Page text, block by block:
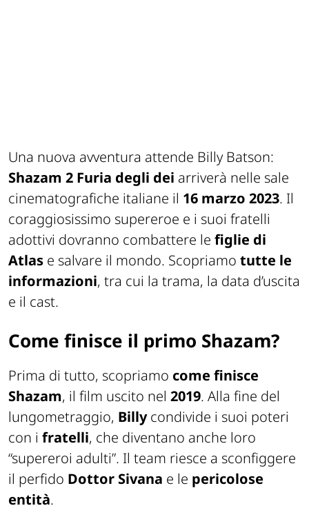
Una nuova avventura attende Billy Batson:
Shazam 2 Furia degli dei arriverà nelle sale
cinematografiche italiane il 16 marzo 2023. Il
coraggiosissimo supereroe e i suoi fratelli
adottivi dovranno combattere le figlie di
Atlas e salvare il mondo. Scopriamo tutte le
informazioni, tra cui la trama, la data d’uscita
e il cast.
Come finisce il primo Shazam?
Prima di tutto, scopriamo come finisce
Shazam, il film uscito nel 2019. Alla fine del
lungometraggio, Billycondivide i suoi poteri
con i fratelli, che diventano anche loro
“supereroi adulti”. Il team riesce a sconfiggere
il perfido Dottor Sivana e le pericolose
entità.